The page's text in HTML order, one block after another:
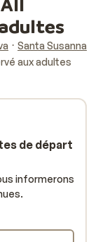
Santa Susanna
aux adultes
de départ
informerons